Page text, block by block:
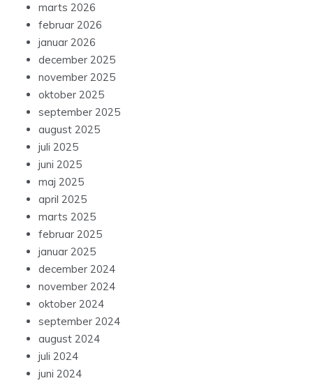
marts 2026
februar 2026
januar 2026
december 2025
november 2025
oktober 2025
september 2025
august 2025
juli 2025
juni 2025
maj 2025
april 2025
marts 2025
februar 2025
januar 2025
december 2024
november 2024
oktober 2024
september 2024
august 2024
juli 2024
juni 2024